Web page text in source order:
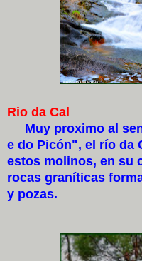
Rio da Cal
Muy proximo al
e do Picón", el río da
estos molinos, en su
rocas graníticas
y pozas.